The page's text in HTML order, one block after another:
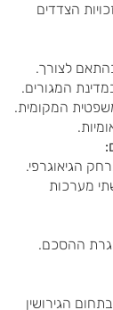
הצדדים
לצורך.
המגורים.
המקומית.
הגיאוגרפי.
מערכות
ההסכם.
הגירושין